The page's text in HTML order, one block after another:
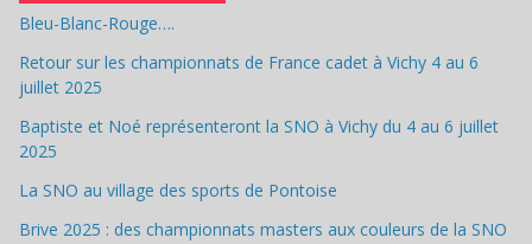
Bleu-Blanc-Rouge….
Retour sur les championnats de France cadet à Vichy 4 au 6
juillet 2025
Baptiste et Noé représenteront la SNO à Vichy du 4 au 6 juillet
2025
La SNO au village des sports de Pontoise
Brive 2025 : des championnats masters aux couleurs de la SNO